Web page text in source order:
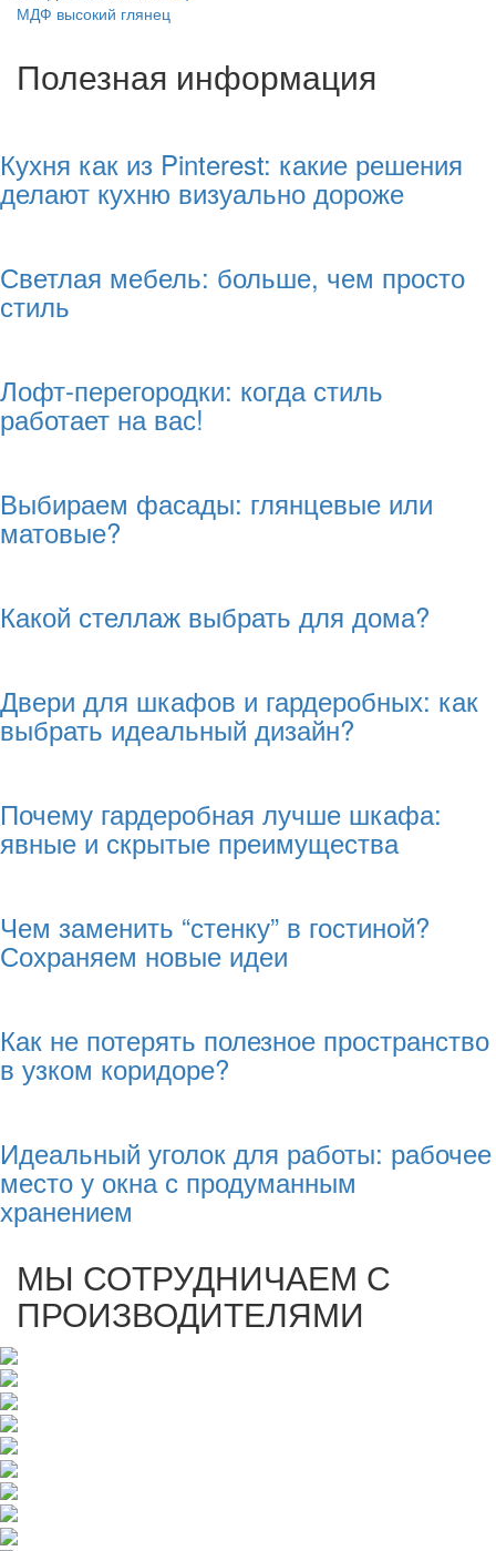
МДФ высокий глянец
Полезная информация
Кухня как из Pinterest: какие решения
делают кухню визуально дороже
Светлая мебель: больше, чем просто
стиль
Лофт-перегородки: когда стиль
работает на вас!
Выбираем фасады: глянцевые или
матовые?
Какой стеллаж выбрать для дома?
Двери для шкафов и гардеробных: как
выбрать идеальный дизайн?
Почему гардеробная лучше шкафа:
явные и скрытые преимущества
Чем заменить “стенку” в гостиной?
Сохраняем новые идеи
Как не потерять полезное пространство
в узком коридоре?
Идеальный уголок для работы: рабочее
место у окна с продуманным
хранением
МЫ СОТРУДНИЧАЕМ С
ПРОИЗВОДИТЕЛЯМИ